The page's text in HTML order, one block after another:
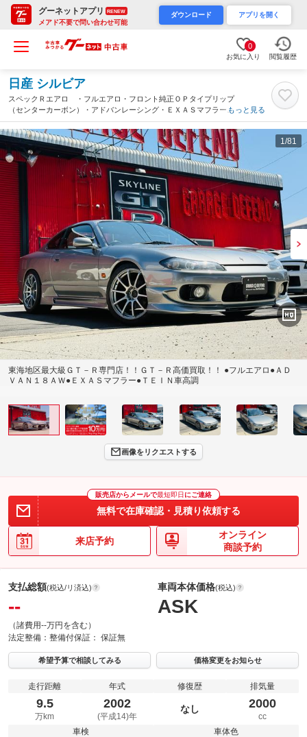
グーネットアプリ RENEW
メアド不要で問い合わせ可能
ダウンロード アプリを開く
0
お気に入り 閲覧履歴
日産 シルビア
スペックＲエアロ ・フルエアロ・フロント純正ＯＰタイプリップ
（センターカーボン）・アドバンレーシング・ＥＸＡＳマフラー・
ＴＥＩＮ車高調・ＮＩＳＭＯストラットタワーバー・リアタワーバ
ー・カーボントランクスポイラー（愛知県）
もっと見る
1 /81
東海地区最大級ＧＴ－Ｒ専門店！！ＧＴ－Ｒ高価買取！！ ●フルエアロ●ＡＤ
ＶＡＮ１８ＡＷ●ＥＸＡＳマフラー●ＴＥＩＮ車高調
画像をリクエストする
販売店からメールで最短即日 にご連絡
無料で在庫確認・見積り依頼する
来店予約
オンライン
商談予約
支払総額(税込/リ済込)
--
（諸費用--万円を含む）
車両本体価格(税込)
ASK
法定整備： 整備付保証： 保証無
希望予算で相談してみる 価格変更をお知らせ
走行距離
9.5
万km
年式
2002
(平成14)年
修復歴
なし
排気量
2000
cc
車検
車体色